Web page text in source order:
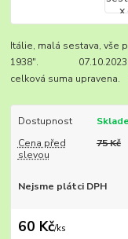
Itálie, malá sestava, vše
1938". 07.10.2023
celková suma upravena.
Dostupnost
Cena před
slevou
75 Kč
Nejsme plátci DPH
60 Kč/ks